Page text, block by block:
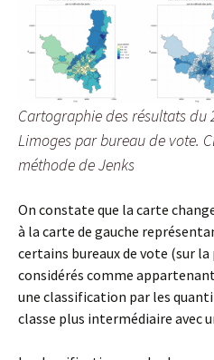
Cartographie des résultats
Limoges par bureau de vote.
méthode de Jenks
On constate que la carte
à la carte de gauche
certains bureaux de vote (sur
considérés comme
une classification par les
classe plus intermédiaire avec